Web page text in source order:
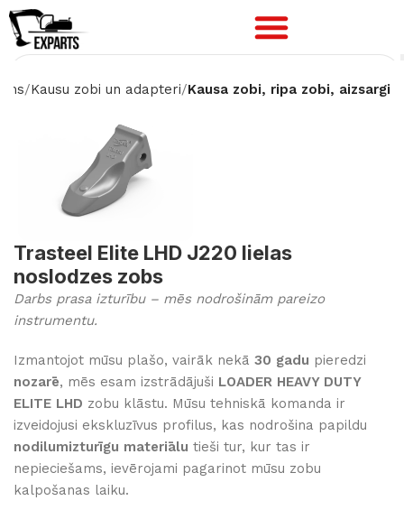
Kausu zobi un adapteri Kausa zobi, ripa zobi, aizsargi
Trasteel Elite LHD J220 lielas
noslodzes zobs
Darbs prasa izturību – mēs nodrošinām pareizo
instrumentu.
Izmantojot mūsu plašo, vairāk nekā 30 gadu pieredzi
nozarē, mēs esam izstrādājuši LOADER HEAVY DUTY
ELITE LHD zobu klāstu. Mūsu tehniskā komanda ir
izveidojusi ekskluzīvus profilus, kas nodrošina papildu
nodilumizturīgu materiālu tieši tur, kur tas ir
nepieciešams, ievērojami pagarinot mūsu zobu
kalpošanas laiku.